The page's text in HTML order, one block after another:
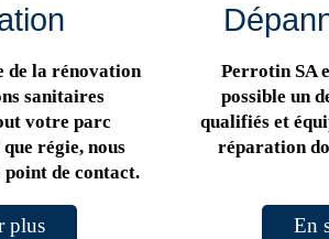
de la rénovation
sanitaires
votre parc
régie, nous
point de contact.
plus
Perrotin SA
possible un
qualifiés et
réparation
En